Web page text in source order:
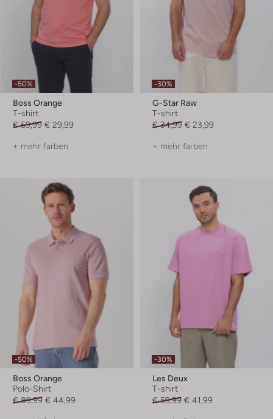
-50%
Boss Orange
T-shirt
€ 59,99 € 29,99
+ mehr farben
-30%
G-Star Raw
T-shirt
€ 34,99 € 23,99
+ mehr farben
-50%
Boss Orange
Polo-Shirt
€ 89,99 € 44,99
-30%
Les Deux
T-shirt
€ 59,99 € 41,99